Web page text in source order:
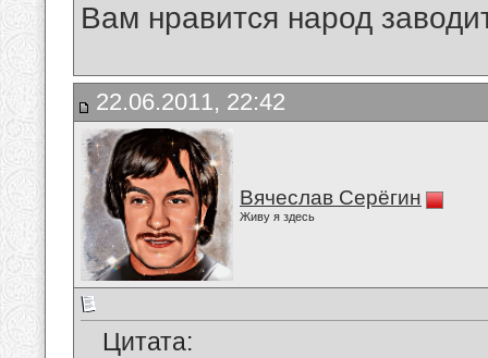
Вам нравится народ
22.06.2011, 22:42
Вячеслав Серёгин
Живу я здесь
Цитата: